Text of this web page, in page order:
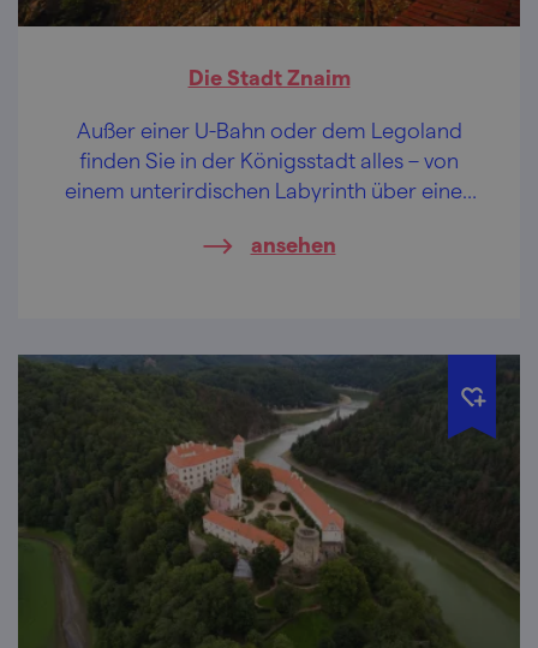
Die Stadt Znaim
Außer einer U-Bahn oder dem Legoland
finden Sie in der Königsstadt alles – von
einem unterirdischen Labyrinth über einen
wie himmlischer Nektar ist.
ansehen